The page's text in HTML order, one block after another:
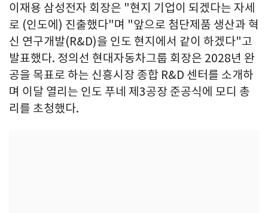
이재용 삼성전자 회장은 "현지 기업이 되겠다는 자세
로 (인도에) 진출했다"며 "앞으로 첨단제품 생산과 혁
신 연구개발(R&D)을 인도 현지에서 같이 하겠다"고
발표했다. 정의선 현대자동차그룹 회장은 2028년 완
공을 목표로 하는 신흥시장 종합 R&D 센터를 소개하
며 이달 열리는 인도 푸네 제3공장 준공식에 모디 총
리를 초청했다.